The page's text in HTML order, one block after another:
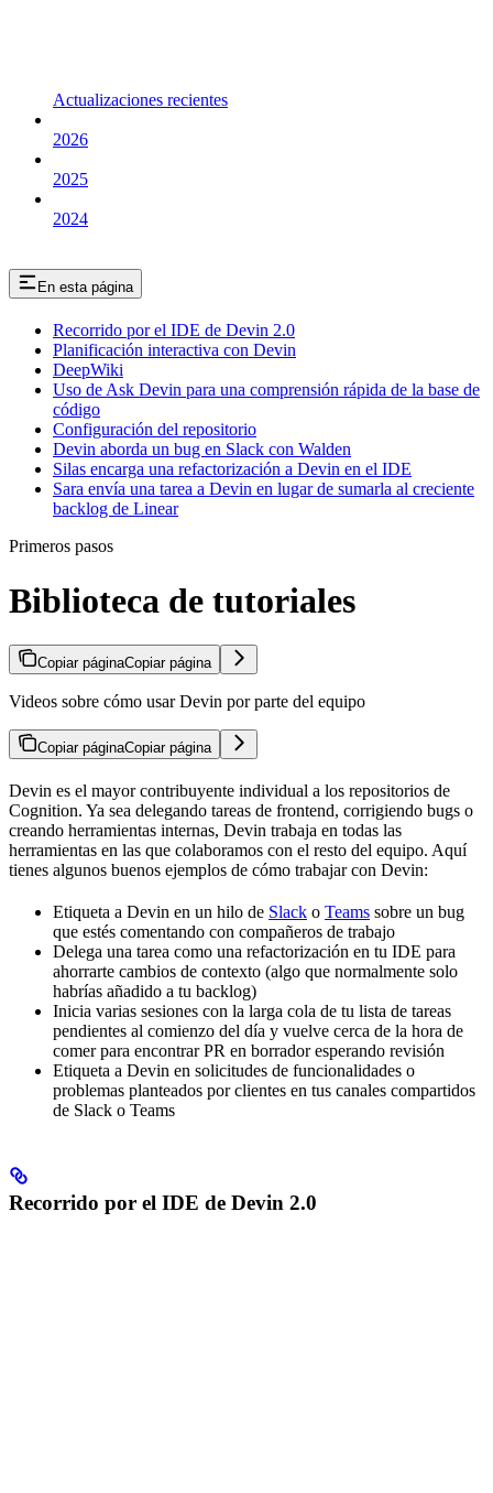
Actualizaciones recientes
2026
2025
2024
En esta página
Recorrido por el IDE de Devin 2.0
Planificación interactiva con Devin
DeepWiki
Uso de Ask Devin para una comprensión rápida de la base de
código
Configuración del repositorio
Devin aborda un bug en Slack con Walden
Silas encarga una refactorización a Devin en el IDE
Sara envía una tarea a Devin en lugar de sumarla al creciente
backlog de Linear
Primeros pasos
Biblioteca de tutoriales
Copiar páginaCopiar página
Videos sobre cómo usar Devin por parte del equipo
Copiar páginaCopiar página
Devin es el mayor contribuyente individual a los repositorios de
Cognition. Ya sea delegando tareas de frontend, corrigiendo bugs o
creando herramientas internas, Devin trabaja en todas las
herramientas en las que colaboramos con el resto del equipo. Aquí
tienes algunos buenos ejemplos de cómo trabajar con Devin:
Etiqueta a Devin en un hilo de Slack o Teams sobre un bug
que estés comentando con compañeros de trabajo
Delega una tarea como una refactorización en tu IDE para
ahorrarte cambios de contexto (algo que normalmente solo
habrías añadido a tu backlog)
Inicia varias sesiones con la larga cola de tu lista de tareas
pendientes al comienzo del día y vuelve cerca de la hora de
comer para encontrar PR en borrador esperando revisión
Etiqueta a Devin en solicitudes de funcionalidades o
problemas planteados por clientes en tus canales compartidos
de Slack o Teams
Recorrido por el IDE de Devin 2.0